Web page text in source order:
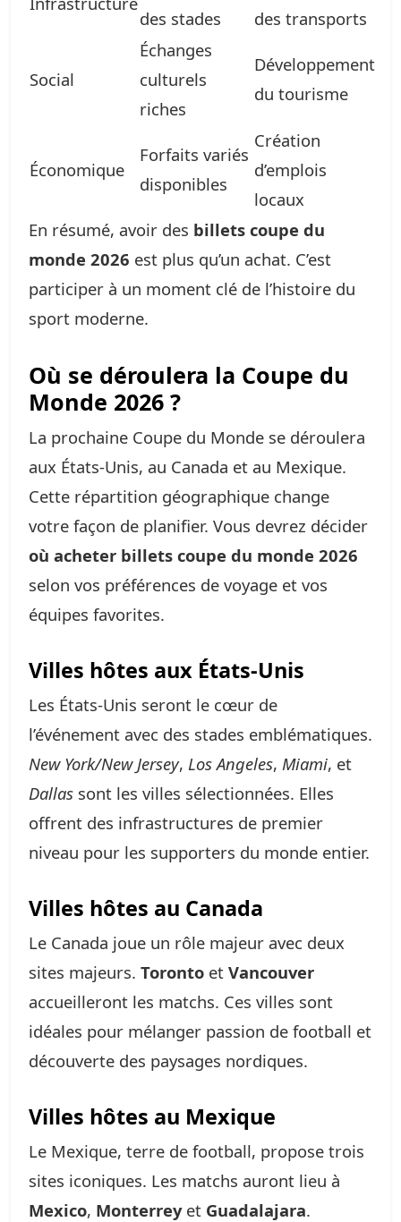
des stades des transports
Social
Échanges
culturels
riches
Développement
du tourisme
Économique
Forfaits variés
disponibles
Création
d’emplois
locaux
En résumé, avoir des billets coupe du
monde 2026 est plus qu’un achat. C’est
participer à un moment clé de l’histoire du
sport moderne.
Où se déroulera la Coupe du
Monde 2026 ?
La prochaine Coupe du Monde se déroulera
aux États-Unis, au Canada et au Mexique.
Cette répartition géographique change
votre façon de planifier. Vous devrez décider
où acheter billets coupe du monde 2026
selon vos préférences de voyage et vos
équipes favorites.
Villes hôtes aux États-Unis
Les États-Unis seront le cœur de
l’événement avec des stades emblématiques.
New York/New Jersey, Los Angeles, Miami, et
Dallas sont les villes sélectionnées. Elles
offrent des infrastructures de premier
niveau pour les supporters du monde entier.
Villes hôtes au Canada
Le Canada joue un rôle majeur avec deux
sites majeurs. Toronto et Vancouver
accueilleront les matchs. Ces villes sont
idéales pour mélanger passion de football et
découverte des paysages nordiques.
Villes hôtes au Mexique
Le Mexique, terre de football, propose trois
sites iconiques. Les matchs auront lieu à
Mexico, Monterreyet Guadalajara.